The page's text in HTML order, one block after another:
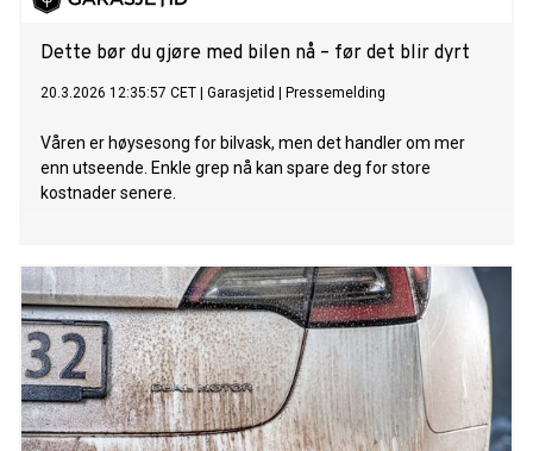
Dette bør du gjøre med bilen nå – før det blir dyrt
20.3.2026 12:35:57 CET Garasjetid Pressemelding
Våren er høysesong for bilvask, men det handler om mer
enn utseende. Enkle grep nå kan spare deg for store
kostnader senere.